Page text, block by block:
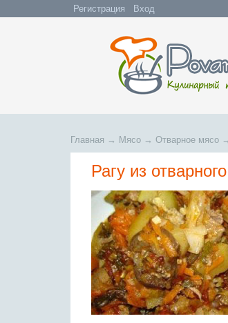
Регистрация Вход
Главная → Мясо → Отварное мясо →
Рагу из